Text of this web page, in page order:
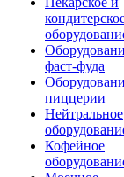
фаст-фуда
пиццерии
Нейтральное
Кофейное